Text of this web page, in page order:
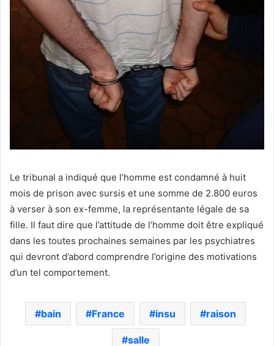
Le tribunal a indiqué que l’homme est condamné à huit
mois de prison avec sursis et une somme de 2.800 euros
à verser à son ex-femme, la représentante légale de sa
fille. Il faut dire que l’attitude de l’homme doit être expliqué
dans les toutes prochaines semaines par les psychiatres
qui devront d’abord comprendre l’origine des motivations
d’un tel comportement.
bain France insu raison
salle